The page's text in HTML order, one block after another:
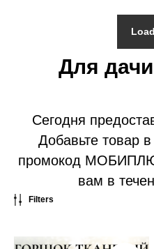
Для
Сегодня
Добавьте товар
промокод
вам в
Filters